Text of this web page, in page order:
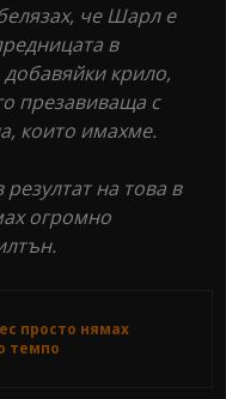
че Шарл е
в
крило,
презавиваща с
които имахме.
на това в
огромно
просто нямах
темпо